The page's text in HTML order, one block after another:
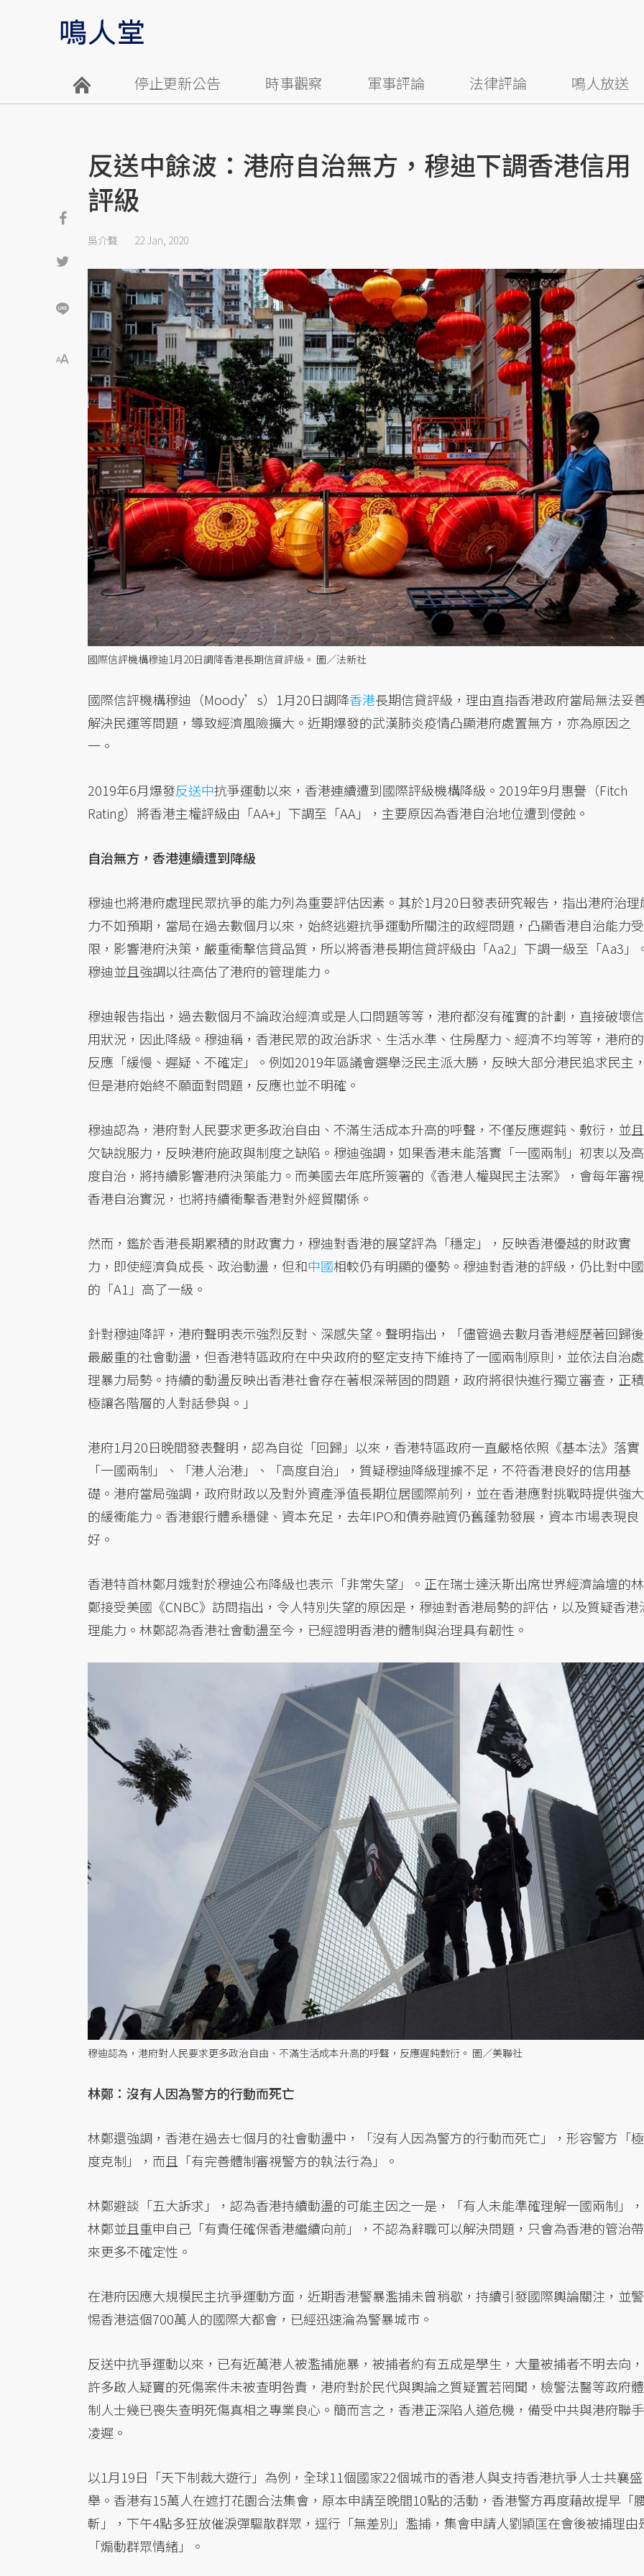
停止更新公告 時事觀察 軍事評論 法律評論 鳴人放送
反送中餘波：港府自治無方，穆迪下調香港信用
評級
吳介聲 22 Jan, 2020
國際信評機構穆迪1月20日調降香港長期信貸評級。 圖／法新社
國際信評機構穆迪（Moody’s）1月20日調降香港長期信貸評級，理由直指香港政府當局無法妥
解決民運等問題，導致經濟風險擴大。近期爆發的武漢肺炎疫情凸顯港府處置無方，亦為原因之
一。
2019年6月爆發反送中抗爭運動以來，香港連續遭到國際評級機構降級。2019年9月惠譽（Fitch
Rating）將香港主權評級由「AA+」下調至「AA」，主要原因為香港自治地位遭到侵蝕。
自治無方，香港連續遭到降級
穆迪也將港府處理民眾抗爭的能力列為重要評估因素。其於1月20日發表研究報告，指出港府治理
力不如預期，當局在過去數個月以來，始終逃避抗爭運動所關注的政經問題，凸顯香港自治能力受
限，影響港府決策，嚴重衝擊信貸品質，所以將香港長期信貸評級由「Aa2」下調一級至「Aa3」
穆迪並且強調以往高估了港府的管理能力。
穆迪報告指出，過去數個月不論政治經濟或是人口問題等等，港府都沒有確實的計劃，直接破壞信
用狀況，因此降級。穆迪稱，香港民眾的政治訴求、生活水準、住房壓力、經濟不均等等，港府的
反應「緩慢、遲疑、不確定」。例如2019年區議會選舉泛民主派大勝，反映大部分港民追求民主
但是港府始終不願面對問題，反應也並不明確。
穆迪認為，港府對人民要求更多政治自由、不滿生活成本升高的呼聲，不僅反應遲鈍、敷衍，並且
欠缺說服力，反映港府施政與制度之缺陷。穆迪強調，如果香港未能落實「一國兩制」初衷以及高
度自治，將持續影響港府決策能力。而美國去年底所簽署的《香港人權與民主法案》，會每年審視
香港自治實況，也將持續衝擊香港對外經貿關係。
然而，鑑於香港長期累積的財政實力，穆迪對香港的展望評為「穩定」，反映香港優越的財政實
力，即使經濟負成長、政治動盪，但和中國相較仍有明顯的優勢。穆迪對香港的評級，仍比對中國
的「A1」高了一級。
針對穆迪降評，港府聲明表示強烈反對、深感失望。聲明指出，「儘管過去數月香港經歷著回歸後
最嚴重的社會動盪，但香港特區政府在中央政府的堅定支持下維持了一國兩制原則，並依法自治處
理暴力局勢。持續的動盪反映出香港社會存在著根深蒂固的問題，政府將很快進行獨立審查，正積
極讓各階層的人對話參與。」
港府1月20日晚間發表聲明，認為自從「回歸」以來，香港特區政府一直嚴格依照《基本法》落實
「一國兩制」、「港人治港」、「高度自治」，質疑穆迪降級理據不足，不符香港良好的信用基
礎。港府當局強調，政府財政以及對外資產淨值長期位居國際前列，並在香港應對挑戰時提供強大
的緩衝能力。香港銀行體系穩健、資本充足，去年IPO和債券融資仍舊蓬勃發展，資本市場表現良
好。
香港特首林鄭月娥對於穆迪公布降級也表示「非常失望」。正在瑞士達沃斯出席世界經濟論壇的林
鄭接受美國《CNBC》訪問指出，令人特別失望的原因是，穆迪對香港局勢的評估，以及質疑香港
理能力。林鄭認為香港社會動盪至今，已經證明香港的體制與治理具有韌性。
穆迪認為，港府對人民要求更多政治自由、不滿生活成本升高的呼聲，反應遲鈍敷衍。 圖／美聯社
林鄭：沒有人因為警方的行動而死亡
林鄭還強調，香港在過去七個月的社會動盪中，「沒有人因為警方的行動而死亡」，形容警方「極
度克制」，而且「有完善體制審視警方的執法行為」。
林鄭避談「五大訴求」，認為香港持續動盪的可能主因之一是，「有人未能準確理解一國兩制」，
林鄭並且重申自己「有責任確保香港繼續向前」，不認為辭職可以解決問題，只會為香港的管治帶
來更多不確定性。
在港府因應大規模民主抗爭運動方面，近期香港警暴濫捕未曾稍歇，持續引發國際輿論關注，並警
惕香港這個700萬人的國際大都會，已經迅速淪為警暴城市。
反送中抗爭運動以來，已有近萬港人被濫捕施暴，被捕者約有五成是學生，大量被捕者不明去向，
許多啟人疑竇的死傷案件未被查明咎責，港府對於民代與輿論之質疑置若罔聞，檢警法醫等政府體
制人士幾已喪失查明死傷真相之專業良心。簡而言之，香港正深陷人道危機，備受中共與港府聯手
凌遲。
以1月19日「天下制裁大遊行」為例，全球11個國家22個城市的香港人與支持香港抗爭人士共襄盛
舉。香港有15萬人在遮打花園合法集會，原本申請至晚間10點的活動，香港警方再度藉故提早「
斬」，下午4點多狂放催淚彈驅散群眾，逕行「無差別」濫捕，集會申請人劉頴匡在會後被捕理由
「煽動群眾情緒」。